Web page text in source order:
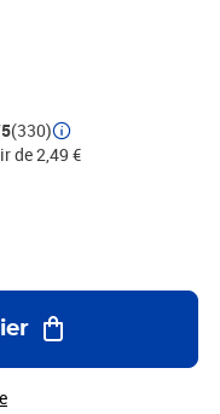
en mm : 0.50 mm,
/ BL-FRP5-G /
(330)
de 2,49 €